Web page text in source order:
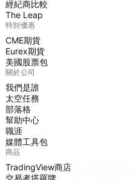
經紀商比較
The Leap
特別優惠
CME期貨
Eurex期貨
美國股票包
關於公司
我們是誰
太空任務
部落格
幫助中心
職涯
媒體工具包
商品
TradingView商店
交易者塔羅牌